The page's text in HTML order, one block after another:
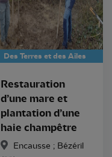
Des Terres et des Ailes
Restauration
d’une mare et
plantation d’une
haie champêtre
Encausse ; Bézéril